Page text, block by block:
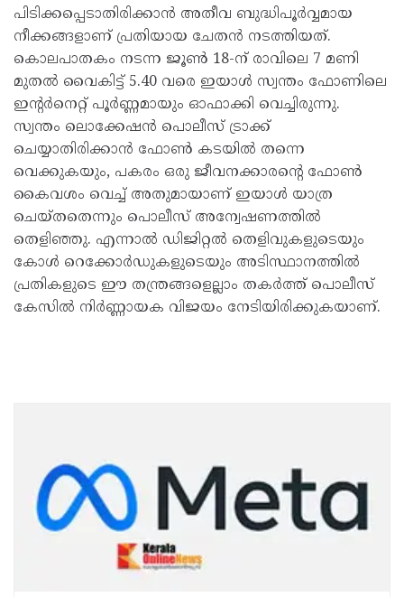
പിടിക്കപ്പെടാതിരിക്കാൻ അതീവ ബുദ്ധിപൂർവ്വമായ
നീക്കങ്ങളാണ് പ്രതിയായ ചേതൻ നടത്തിയത്.
കൊലപാതകം നടന്ന ജൂൺ 18-ന് രാവിലെ 7 മണി
മുതൽ വൈകിട്ട് 5.40 വരെ ഇയാൾ സ്വന്തം ഫോണിലെ
ഇന്റർനെറ്റ് പൂർണ്ണമായും ഓഫാക്കി വെച്ചിരുന്നു.
സ്വന്തം ലൊക്കേഷൻ പൊലീസ് ട്രാക്ക്
ചെയ്യാതിരിക്കാൻ ഫോൺ കടയിൽ തന്നെ
വെക്കുകയും, പകരം ഒരു ജീവനക്കാരന്റെ ഫോൺ
കൈവശം വെച്ച് അതുമായാണ് ഇയാൾ യാത്ര
ചെയ്തതെന്നും പൊലീസ് അന്വേഷണത്തിൽ
തെളിഞ്ഞു. എന്നാൽ ഡിജിറ്റൽ തെളിവുകളുടെയും
കോൾ റെക്കോർഡുകളുടെയും അടിസ്ഥാനത്തിൽ
പ്രതികളുടെ ഈ തന്ത്രങ്ങളെല്ലാം തകർത്ത് പൊലീസ്
കേസിൽ നിർണ്ണായക വിജയം നേടിയിരിക്കുകയാണ്.